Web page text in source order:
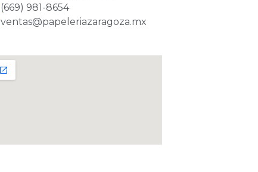
(669) 981-8654
ventas@papeleriazaragoza.mx